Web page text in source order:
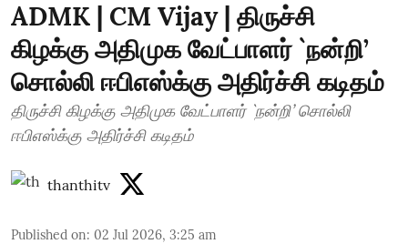
ADMK | CM Vijay | திருச்சி
கிழக்கு அதிமுக வேட்பாளர் `நன்றி’
சொல்லி ஈபிஎஸ்க்கு அதிர்ச்சி கடிதம்
திருச்சி கிழக்கு அதிமுக வேட்பாளர் `நன்றி’ சொல்லி
ஈபிஎஸ்க்கு அதிர்ச்சி கடிதம்
thanthitv
Published on: 02 Jul 2026, 3:25 am